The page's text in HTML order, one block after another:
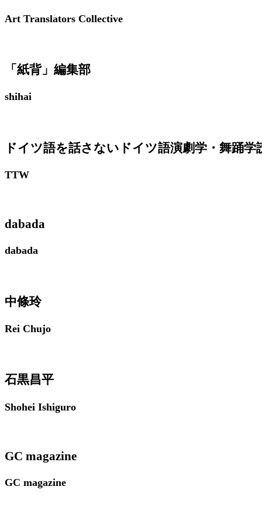
​Art Translators Collective
「紙背」編集部
shihai
ドイツ語を話さないドイツ語演劇学・舞踊学
TTW
dabada
dabada
​中條玲
Rei Chujo
石黒昌平
Shohei Ishiguro
GC magazine
GC magazine